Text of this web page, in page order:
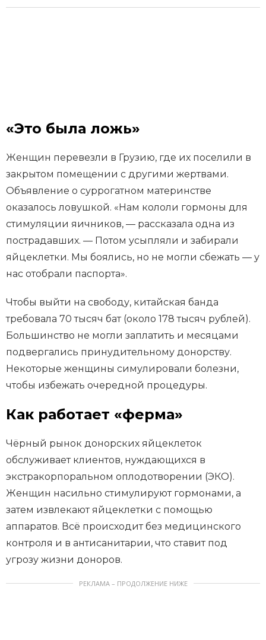
«Это была ложь»
Женщин перевезли в Грузию, где их поселили в
закрытом помещении с другими жертвами.
Объявление о суррогатном материнстве
оказалось ловушкой. «Нам кололи гормоны для
стимуляции яичников, — рассказала одна из
пострадавших. — Потом усыпляли и забирали
яйцеклетки. Мы боялись, но не могли сбежать — у
нас отобрали паспорта».
Чтобы выйти на свободу, китайская банда
требовала 70 тысяч бат (около 178 тысяч рублей).
Большинство не могли заплатить и месяцами
подвергались принудительному донорству.
Некоторые женщины симулировали болезни,
чтобы избежать очередной процедуры.
Как работает «ферма»
Чёрный рынок донорских яйцеклеток
обслуживает клиентов, нуждающихся в
экстракорпоральном оплодотворении (ЭКО).
Женщин насильно стимулируют гормонами, а
затем извлекают яйцеклетки с помощью
аппаратов. Всё происходит без медицинского
контроля и в антисанитарии, что ставит под
угрозу жизни доноров.
РЕКЛАМА – ПРОДОЛЖЕНИЕ НИЖЕ